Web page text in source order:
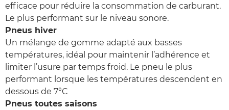
efficace pour réduire la consommation de carburant.
Le plus performant sur le niveau sonore.
Pneus hiver
Un mélange de gomme adapté aux basses
températures, idéal pour maintenir l’adhérence et
limiter l’usure par temps froid. Le pneu le plus
performant lorsque les températures descendent en
dessous de 7°C
Pneus toutes saisons